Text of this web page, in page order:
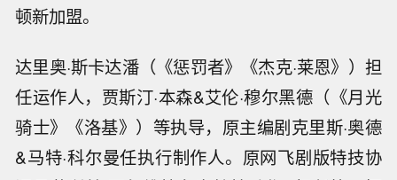
顿新加盟。
达里奥·斯卡达潘（《惩罚者》《杰克·莱恩》）担
任运作人，贾斯汀·本森&艾伦·穆尔黑德（《月光
骑士》《洛基》）等执导，原主编剧克里斯·奥德
&马特·科尔曼任执行制作人。原网飞剧版特技协